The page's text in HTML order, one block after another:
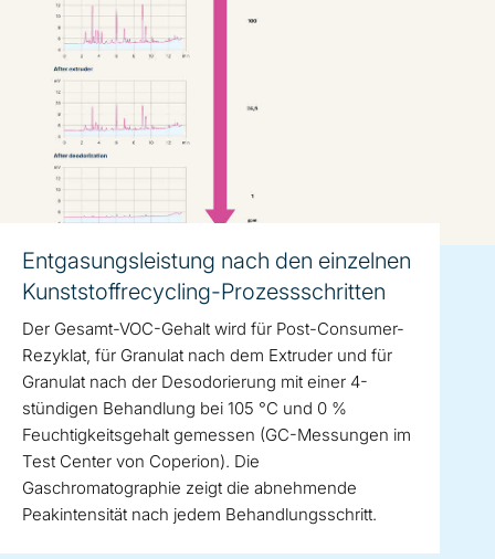
Entgasungsleistung nach den einzelnen
Kunststoffrecycling-Prozessschritten
Der Gesamt-VOC-Gehalt wird für Post-Consumer-
Rezyklat, für Granulat nach dem Extruder und für
Granulat nach der Desodorierung mit einer 4-
stündigen Behandlung bei 105 °C und 0 %
Feuchtigkeitsgehalt gemessen (GC-Messungen im
Test Center von Coperion). Die
Gaschromatographie zeigt die abnehmende
Peakintensität nach jedem Behandlungsschritt.